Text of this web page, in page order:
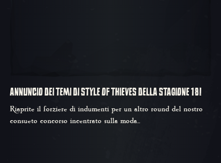
ANNUNCIO DEI TEMI DI STYLE OF THIEVES DELLA STAGIONE 18!
Riaprite il forziere di indumenti per un altro round del nostro
consueto concorso incentrato sulla moda...